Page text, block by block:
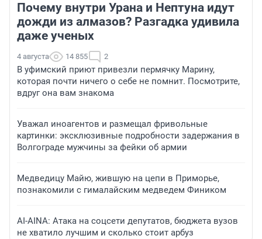
Почему внутри Урана и Нептуна идут
дожди из алмазов? Разгадка удивила
даже ученых
4 августа 14 855 2
В уфимский приют привезли пермячку Марину,
которая почти ничего о себе не помнит. Посмотрите,
вдруг она вам знакома
Уважал иноагентов и размещал фривольные
картинки: эксклюзивные подробности задержания в
Волгограде мужчины за фейки об армии
Медведицу Майю, жившую на цепи в Приморье,
познакомили с гималайским медведем Фиником
AI-AINA: Атака на соцсети депутатов, бюджета вузов
не хватило лучшим и сколько стоит арбуз